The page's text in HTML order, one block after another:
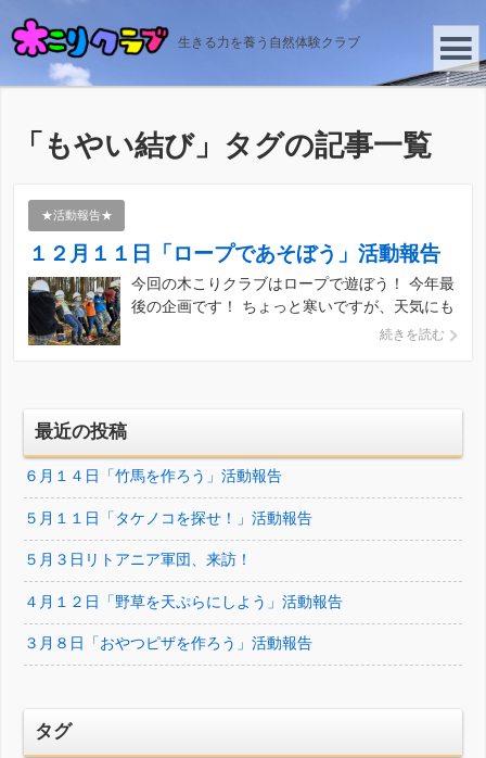
生きる力を養う自然体験クラブ
「 もやい結び」タグの記事一覧
★活動報告★
１２月１１日「ロープであそぼう」活動報告
今回の木こりクラブはロープで遊ぼう！ 今年最
後の企画です！ ちょっと寒いですが、天気にも
恵まれ良い日になりそうです^^ さて、今日も
続きを読む
最近の投稿
６月１４日「竹馬を作ろう」活動報告
５月１１日「タケノコを探せ！」活動報告
５月３日リトアニア軍団、来訪！
４月１２日「野草を天ぷらにしよう」活動報告
３月８日「おやつピザを作ろう」活動報告
タグ